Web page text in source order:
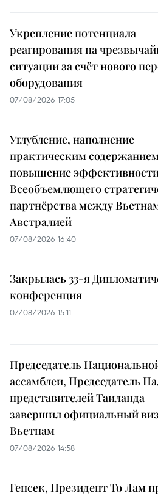
Укрепление потенциала
реагирования на
ситуации за счёт нового
оборудования
07/08/2026 17:05
Углубление, наполнение
практическим
повышение
Всеобъемлющего
партнёрства между
Австралией
07/08/2026 16:40
Закрылась 33-я
конференция
07/08/2026 15:11
Председатель
ассамблеи, Председатель
представителей Таиланда
завершил официальный
Вьетнам
07/08/2026 14:58
Генсек, Президент То Лам